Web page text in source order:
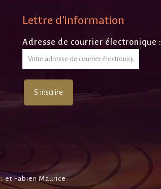
Lettre d’information
Adresse de courrier électronique :
et Fabien Maurice